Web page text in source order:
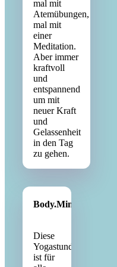
mal mit
Atemübungen,
mal mit
einer
Meditation.
Aber immer
kraftvoll
und
entspannend
um mit
neuer Kraft
und
Gelassenheit
in den Tag
zu gehen.
Body.Mind.Soul.Yoga
Diese
Yogastunde
ist für